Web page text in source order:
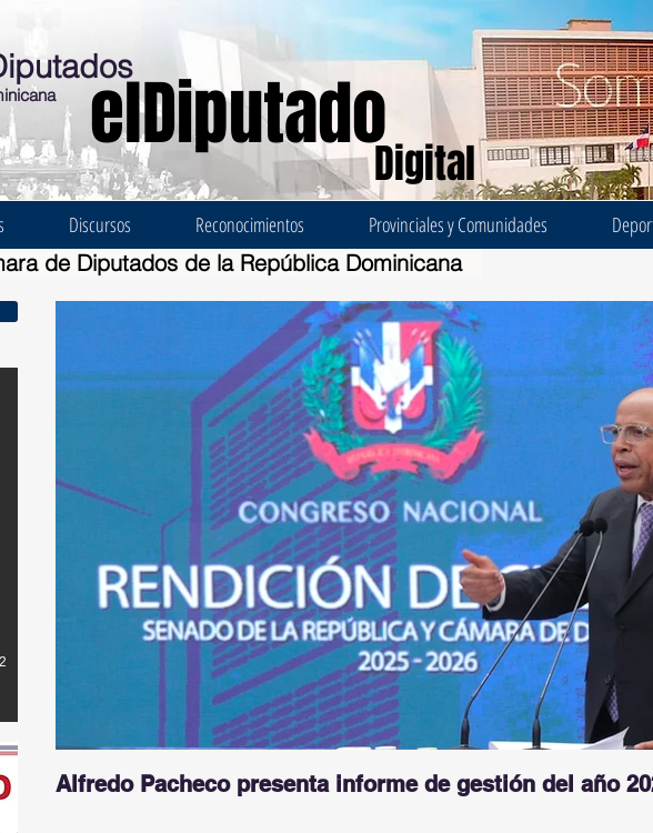
Digital
elDiputado
Discursos Reconocimientos Provinciales y Comunidades
de Diputados de la República Dominicana
Alfredo Pacheco presenta informe de gestión del año